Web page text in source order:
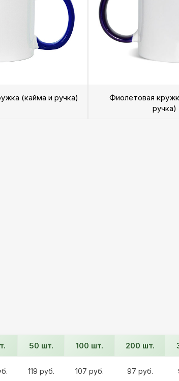
(кайма и ручка)
Фиолетовая
ручка)
50 шт. 100 шт. 200 шт.
119 руб. 107 руб. 97 руб.